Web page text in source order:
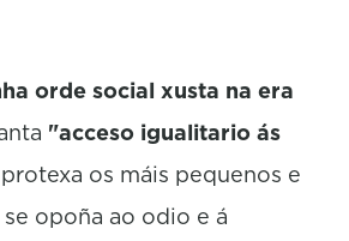
orde social xusta na era
"acceso igualitario ás
os máis pequenos e
opoña ao odio e á